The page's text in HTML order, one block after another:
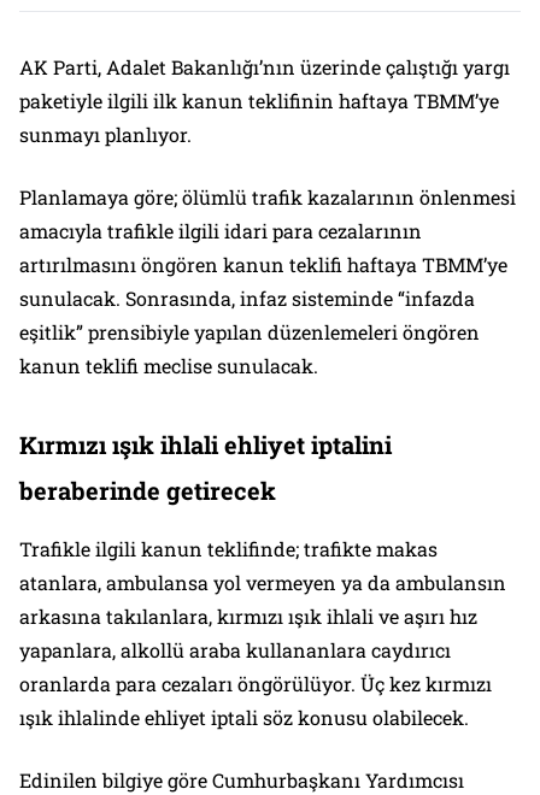
AK Parti, Adalet Bakanlığı’nın üzerinde çalıştığı yargı
paketiyle ilgili ilk kanun teklifinin haftaya TBMM’ye
sunmayı planlıyor.
Planlamaya göre; ölümlü trafik kazalarının önlenmesi
amacıyla trafikle ilgili idari para cezalarının
artırılmasını öngören kanun teklifi haftaya TBMM’ye
sunulacak. Sonrasında, infaz sisteminde “infazda
eşitlik” prensibiyle yapılan düzenlemeleri öngören
kanun teklifi meclise sunulacak.
Kırmızı ışık ihlali ehliyet iptalini
beraberinde getirecek
Trafikle ilgili kanun teklifinde; trafikte makas
atanlara, ambulansa yol vermeyen ya da ambulansın
arkasına takılanlara, kırmızı ışık ihlali ve aşırı hız
yapanlara, alkollü araba kullananlara caydırıcı
oranlarda para cezaları öngörülüyor. Üç kez kırmızı
ışık ihlalinde ehliyet iptali söz konusu olabilecek.
Edinilen bilgiye göre Cumhurbaşkanı Yardımcısı